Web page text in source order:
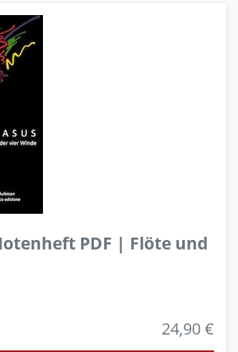
PDF | Flöte und
24,90 €